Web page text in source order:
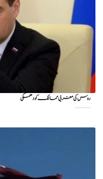
روس کی مغربی ممالک کو دھمکی